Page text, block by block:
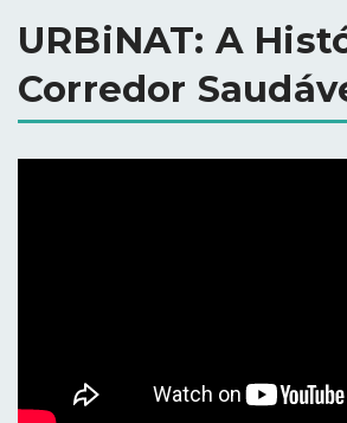
URBiNAT: A
Corredor